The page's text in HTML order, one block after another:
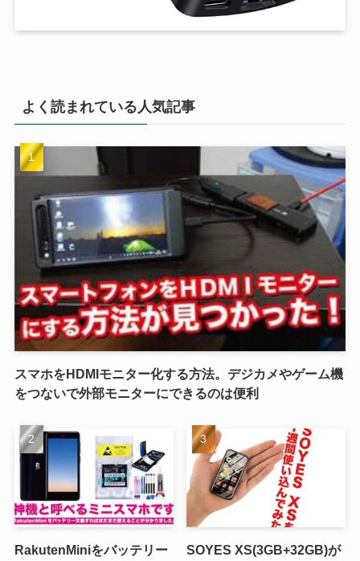
よく読まれている人気記事
スマホをHDMIモニター化する方法。デジカメやゲーム機
をつないで外部モニターにできるのは便利
RakutenMiniをバッテリー SOYES XS(3GB+32GB)が